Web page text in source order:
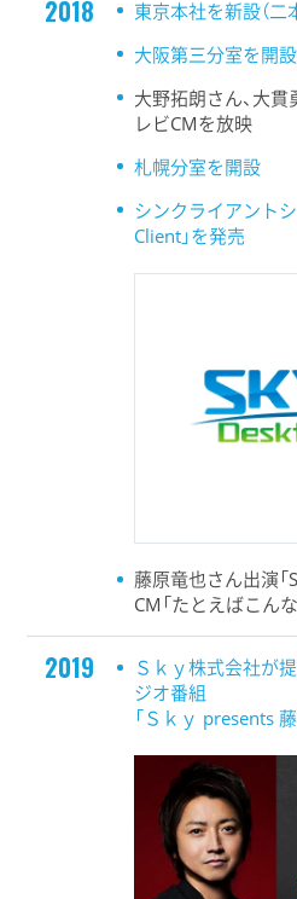
2018
東京本社を新設（二
大阪第三分室を開設
大野拓朗さん、大
レビCMを放映
札幌分室を開設
シンクライアント
Client」を発売
藤原竜也さん出演「
CM「たとえばこん
2019
Ｓｋｙ株式会社が
ジオ番組
「Ｓｋｙ presents